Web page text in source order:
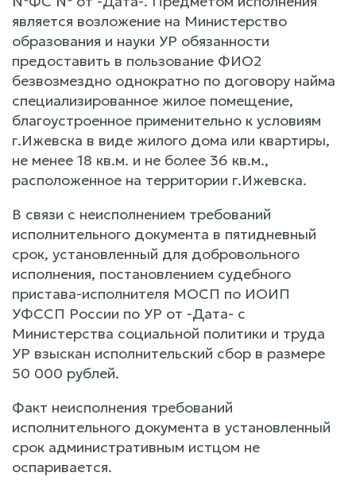
является возложение на Министерство
образования и науки УР обязанности
предоставить в пользование ФИО2
безвозмездно однократно по договору найма
специализированное жилое помещение,
благоустроенное применительно к условиям
г.Ижевска в виде жилого дома или квартиры,
не менее 18 кв.м. и не более 36 кв.м.,
расположенное на территории г.Ижевска.
В связи с неисполнением требований
исполнительного документа в пятидневный
срок, установленный для добровольного
исполнения, постановлением судебного
пристава-исполнителя МОСП по ИОИП
УФССП России по УР от -Дата- с
Министерства социальной политики и труда
УР взыскан исполнительский сбор в размере
50 000 рублей.
Факт неисполнения требований
исполнительного документа в установленный
срок административным истцом не
оспаривается.